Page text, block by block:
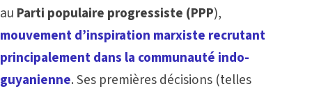
au Parti populaire progressiste (PPP),
mouvement d’inspiration marxiste recrutant
principalement dans la communauté indo-
guyanienne. Ses premières décisions (telles